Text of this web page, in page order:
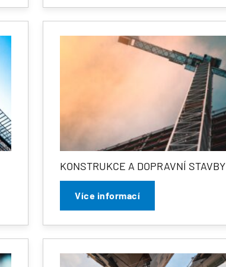
KONSTRUKCE A DOPRAVNÍ STAVBY
Více informací